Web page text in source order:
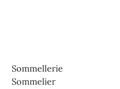
Sommellerie
Sommelier